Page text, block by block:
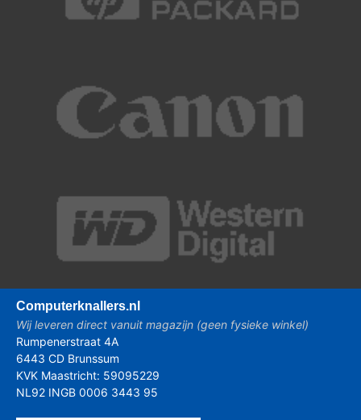
Computerknallers.nl
Wij leveren direct vanuit magazijn (geen fysieke winkel)
Rumpenerstraat 4A
6443 CD Brunssum
KVK Maastricht: 59095229
NL92 INGB 0006 3443 95